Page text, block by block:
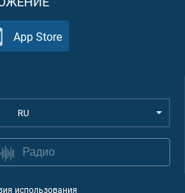
App Store
RU
Радио
использования